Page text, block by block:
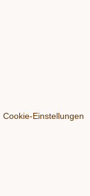
Cookie-Einstellungen